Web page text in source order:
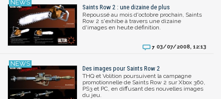
Saints Row 2 : une dizaine de plus
Repoussé au mois d'octobre prochain, Saints
Row 2 s'exhibe à travers une dizaine
d'images en heute définition.
7 03/07/2008, 12:13
Des images pour Saints Row 2
THQ et Volition poursuivent la campagne
promotionnelle de Saints Row 2 sur Xbox 360,
PS3 et PC, en diffusant des nouvelles images
du jeu.